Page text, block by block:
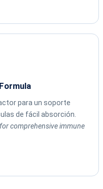
para un soporte
de fácil absorción.
comprehensive immune